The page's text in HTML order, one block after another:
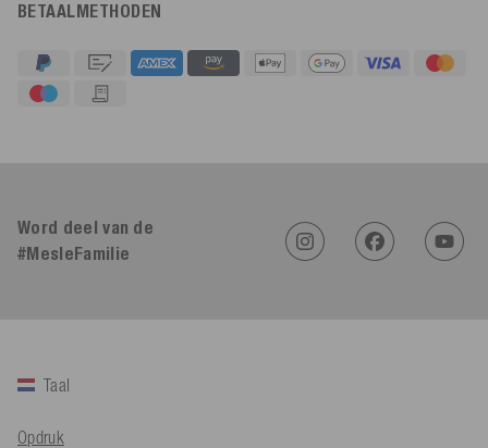
BETAALMETHODEN
Word deel van de
#MesleFamilie
Taal
Opdruk